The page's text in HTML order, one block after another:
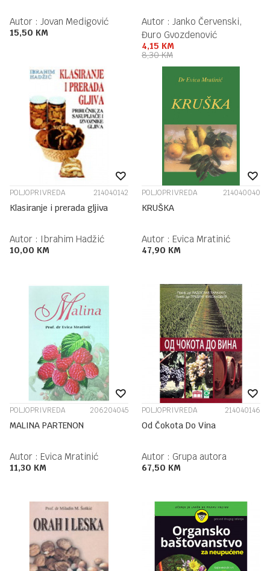
Autor : Jovan Medigović
15,50 KM
Autor : Janko Červenski,
Đuro Gvozdenović
4,15 KM
8,30KM
POLJOPRIVREDA 214040142
Klasiranje i prerada gljiva
Autor : Ibrahim Hadžić
10,00 KM
POLJOPRIVREDA 214040040
KRUŠKA
Autor : Evica Mratinić
47,90 KM
POLJOPRIVREDA 206204045
MALINA PARTENON
Autor : Evica Mratinić
11,30 KM
POLJOPRIVREDA 214040146
Od Čokota Do Vina
Autor : Grupa autora
67,50 KM